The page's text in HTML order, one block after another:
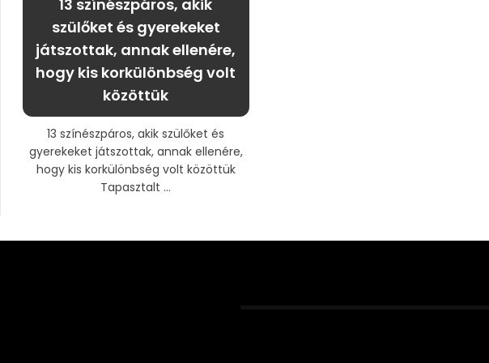
13 színészpáros, akik
szülőket és gyerekeket
játszottak, annak ellenére,
hogy kis korkülönbség volt
közöttük
13 színészpáros, akik szülőket és
gyerekeket játszottak, annak ellenére,
hogy kis korkülönbség volt közöttük
Tapasztalt ...